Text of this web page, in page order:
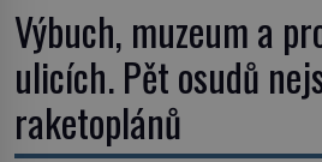
Výbuch, muzeum a
ulicích. Pět osudů
raketoplánů